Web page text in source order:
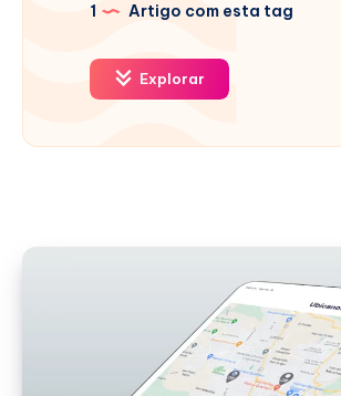
1 Artigo com esta tag
Explorar